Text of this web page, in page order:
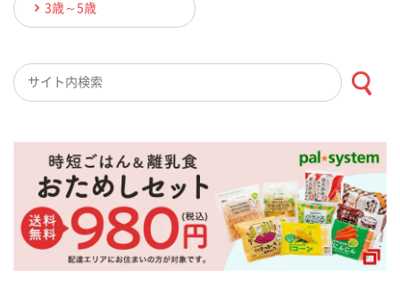
3歳～5歳
検索キーワード入力